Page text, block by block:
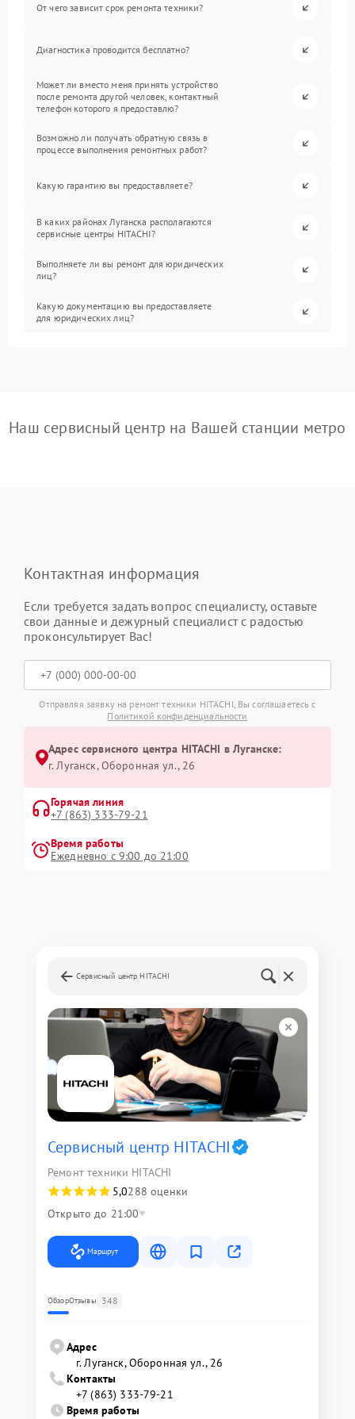
От чего зависит срок ремонта техники?
Диагностика проводится бесплатно?
Может ли вместо меня принять устройство
после ремонта другой человек, контактный
телефон которого я предоставлю?
Возможно ли получать обратную связь в
процессе выполнения ремонтных работ?
Какую гарантию вы предоставляете?
В каких районах Луганска располагаются
сервисные центры HITACHI?
Выполняете ли вы ремонт для юридических
лиц?
Какую документацию вы предоставляете
для юридических лиц?
Наш сервисный центр на Вашей станции метро
Контактная информация
Если требуется задать вопрос специалисту, оставьте
свои данные и дежурный специалист с радостью
проконсультирует Вас!
Отправляя заявку на ремонт техники HITACHI, Вы соглашаетесь с
Политикой конфиденциальности
Адрес сервисного центра HITACHI в Луганске:
г. Луганск, Оборонная ул., 26
Горячая линия
+7 (863) 333-79-21
Время работы
Ежедневно с 9:00 до 21:00
Сервисный центр HITACHI
Сервисный центр HITACHI
Ремонт техники HITACHI
5,0288 оценки
Открыто до 21:00
Маршрут
ОбзорОтзывы 348
Адрес
г. Луганск, Оборонная ул., 26
Контакты
+7 (863) 333-79-21
Время работы